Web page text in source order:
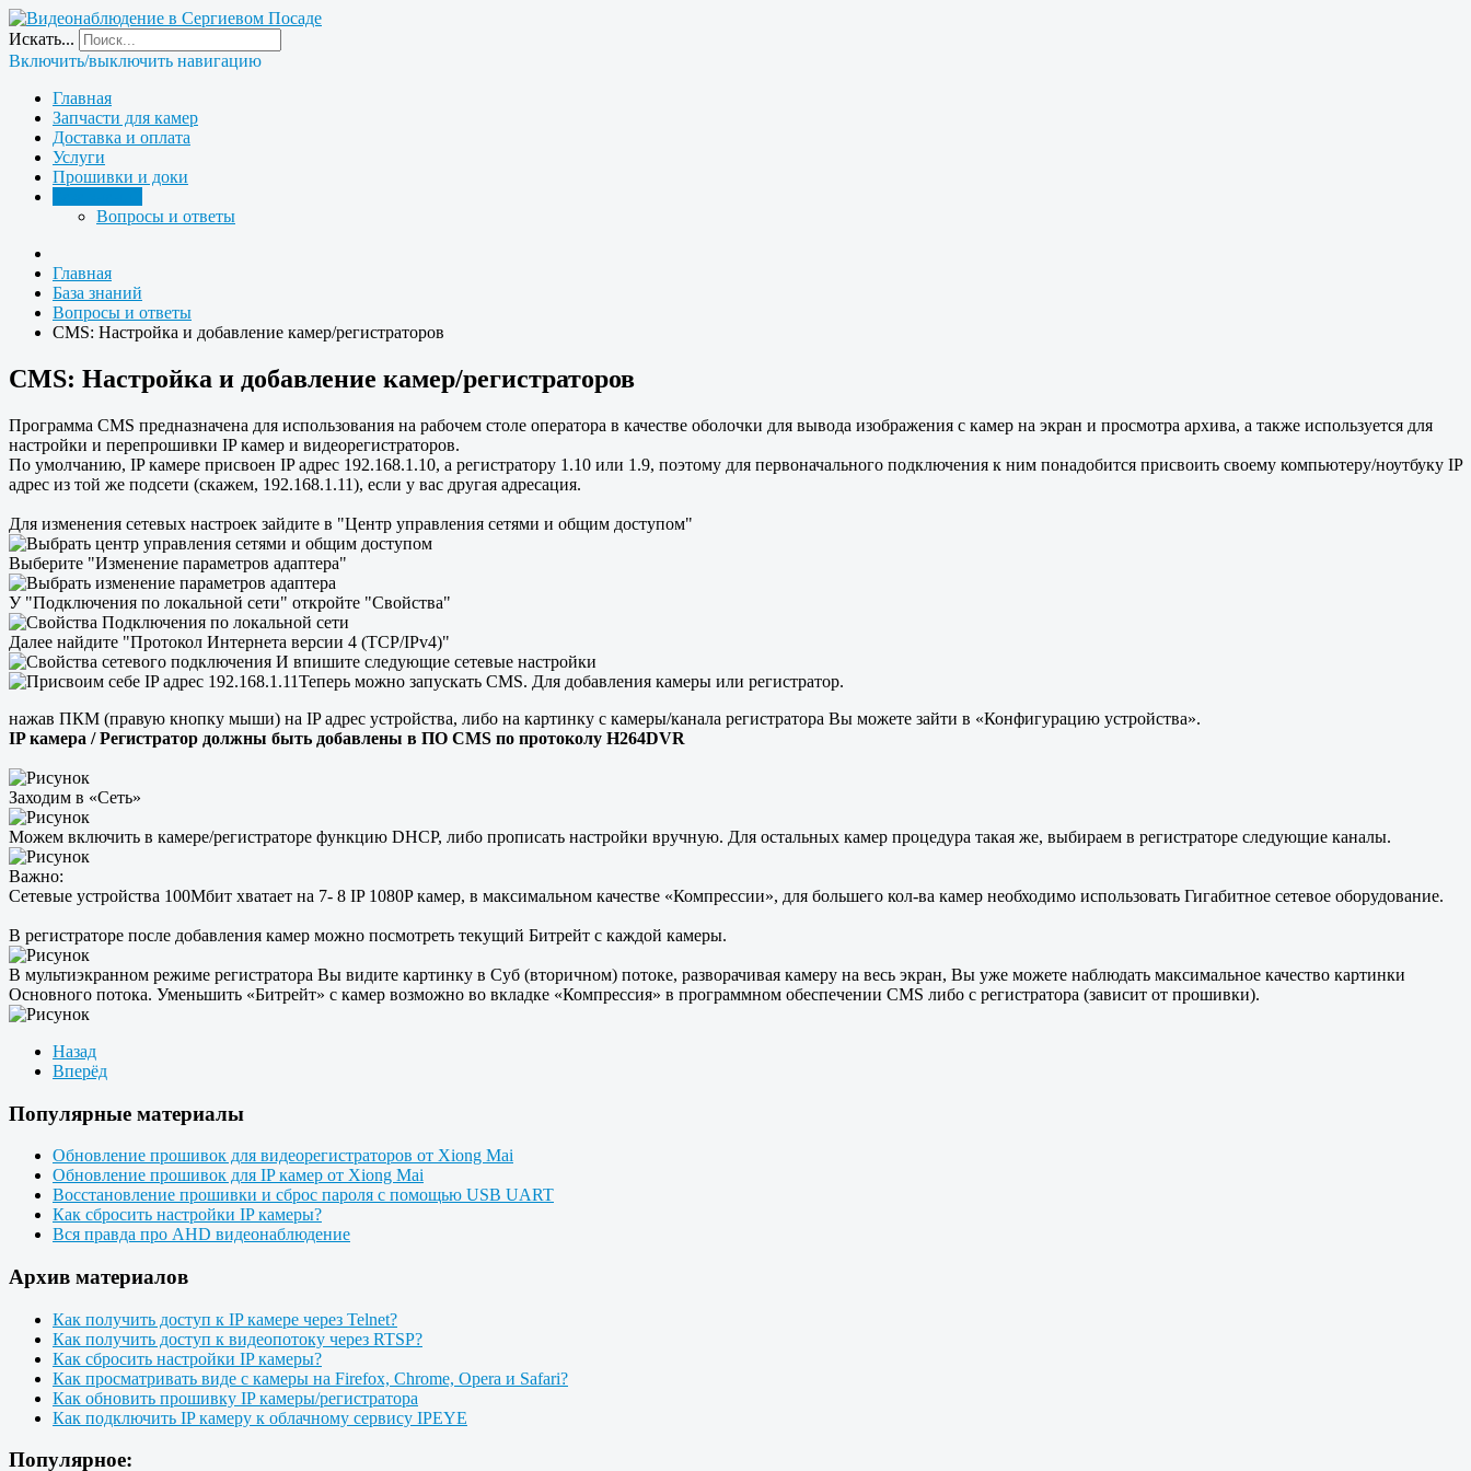
Искать...
Включить/выключить навигацию
Главная
Запчасти для камер
Доставка и оплата
Услуги
Прошивки и доки
Вопросы и ответы
Главная
База знаний
Вопросы и ответы
CMS: Настройка и добавление камер/регистраторов
CMS: Настройка и добавление камер/регистраторов
Программа CMS предназначена для использования на рабочем столе оператора в качестве оболочки для вывода изображения с камер на экран и просмотра архива, а также используется для
настройки и перепрошивки IP камер и видеорегистраторов.
По умолчанию, IP камере присвоен IP адрес 192.168.1.10, а регистратору 1.10 или 1.9, поэтому для первоначального подключения к ним понадобится присвоить своему компьютеру/ноутбуку IP
адрес из той же подсети (скажем, 192.168.1.11), если у вас другая адресация.
Для изменения сетевых настроек зайдите в "Центр управления сетями и общим доступом"
Выберите "Изменение параметров адаптера"
У "Подключения по локальной сети" откройте "Свойства"
Далее найдите "Протокол Интернета версии 4 (TCP/IPv4)"
И впишите следующие сетевые настройки
Теперь можно запускать CMS. Для добавления камеры или регистратор.
нажав ПКМ (правую кнопку мыши) на IP адрес устройства, либо на картинку с камеры/канала регистратора Вы можете зайти в «Конфигурацию устройства».
IP камера / Регистратор должны быть добавлены в ПО CMS по протоколу H264DVR
Заходим в «Сеть»
Можем включить в камере/регистраторе функцию DHCP, либо прописать настройки вручную. Для остальных камер процедура такая же, выбираем в регистраторе следующие каналы.
Важно:
Сетевые устройства 100Мбит хватает на 7- 8 IP 1080P камер, в максимальном качестве «Компрессии», для большего кол-ва камер необходимо использовать Гигабитное сетевое оборудование.
В регистраторе после добавления камер можно посмотреть текущий Битрейт с каждой камеры.
В мультиэкранном режиме регистратора Вы видите картинку в Суб (вторичном) потоке, разворачивая камеру на весь экран, Вы уже можете наблюдать максимальное качество картинки
Основного потока. Уменьшить «Битрейт» с камер возможно во вкладке «Компрессия» в программном обеспечении CMS либо с регистратора (зависит от прошивки).
Назад
Вперёд
Популярные материалы
Обновление прошивок для видеорегистраторов от Xiong Mai
Обновление прошивок для IP камер от Xiong Mai
Восстановление прошивки и сброс пароля с помощью USB UART
Как сбросить настройки IP камеры?
Вся правда про AHD видеонаблюдение
Архив материалов
Как получить доступ к IP камере через Telnet?
Как получить доступ к видеопотоку через RTSP?
Как сбросить настройки IP камеры?
Как просматривать виде с камеры на Firefox, Chrome, Opera и Safari?
Как обновить прошивку IP камеры/регистратора
Как подключить IP камеру к облачному сервису IPEYE
Популярное: